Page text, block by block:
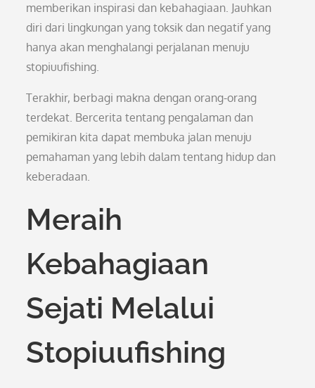
memberikan inspirasi dan kebahagiaan. Jauhkan
diri dari lingkungan yang toksik dan negatif yang
hanya akan menghalangi perjalanan menuju
stopiuufishing.
Terakhir, berbagi makna dengan orang-orang
terdekat. Bercerita tentang pengalaman dan
pemikiran kita dapat membuka jalan menuju
pemahaman yang lebih dalam tentang hidup dan
keberadaan.
Meraih
Kebahagiaan
Sejati Melalui
Stopiuufishing